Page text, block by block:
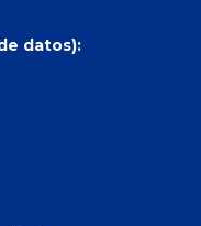
datos):